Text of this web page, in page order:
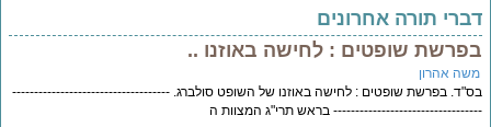
דברי תורה אחרונים
בפרשת שופטים : לחישה באוזנו ..
משה אהרון
בס"ד. בפרשת שופטים : לחישה באוזנו של השופט סולברג. ------------------------------------
---------------------------------- בראש תרי"ג המצוות ה